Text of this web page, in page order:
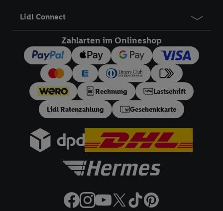
Lidl Connect
Zahlarten im Onlineshop
Rechnung Lastschrift
Lidl Ratenzahlung Geschenkkarte